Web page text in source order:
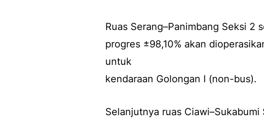
Ruas Serang–Panimbang Seksi 2
progres ±98,10% akan
untuk
kendaraan Golongan I (non-bus).
Selanjutnya ruas